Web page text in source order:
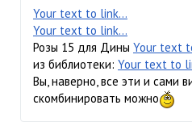
Your text to link...
Your text to link...
Розы 15 для Дины Your text
из библиотеки: Your text to
Вы, наверно, все эти и сами
скомбинировать можно